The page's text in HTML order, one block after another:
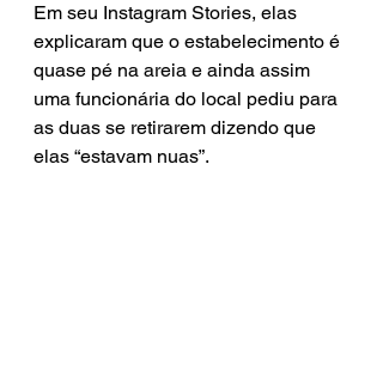
Em seu Instagram Stories, elas
explicaram que o estabelecimento é
quase pé na areia e ainda assim
uma funcionária do local pediu para
as duas se retirarem dizendo que
elas “estavam nuas”.